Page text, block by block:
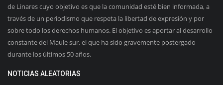
de Linares cuyo objetivo es que la comunidad esté bien informada, a
través de un periodismo que respeta la libertad de expresión y por
sobre todo los derechos humanos. El objetivo es aportar al desarrollo
constante del Maule sur, el que ha sido gravemente postergado
durante los últimos 50 años.
NOTICIAS ALEATORIAS